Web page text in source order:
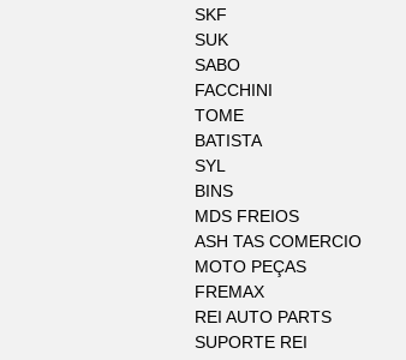
SKF
SUK
SABO
FACCHINI
TOME
BATISTA
SYL
BINS
MDS FREIOS
ASH TAS COMERCIO
MOTO PEÇAS
FREMAX
REI AUTO PARTS
SUPORTE REI